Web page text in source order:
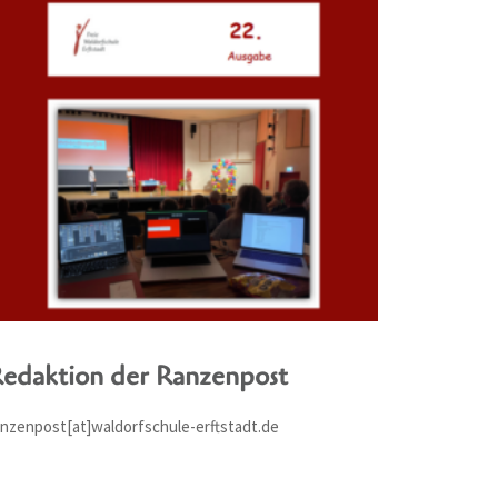
der Ranzenpost
erftstadt.de